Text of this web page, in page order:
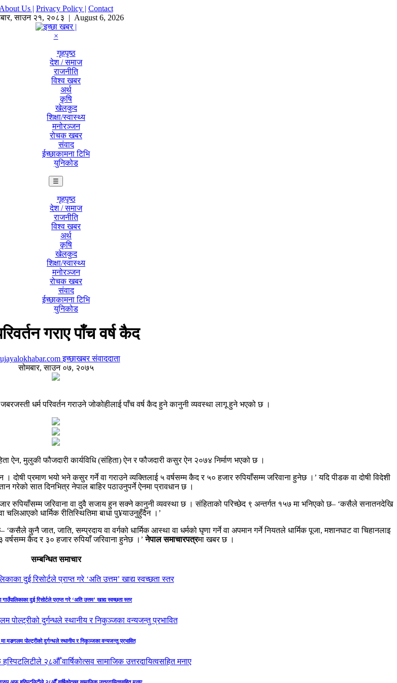
About Us | Privacy Policy | Contact
,साउन २१, २०८३ | August 6, 2026
×
गृहपृष्ठ
देश / समाज
राजनीति
विश्व खबर
अर्थ
कृषि
खेलकुद
शिक्षा/स्वास्थ्य
मनोरञ्जन
रोचक खबर
संवाद
ईच्छाकामना टिभि
युनिकोड
☰
गृहपृष्ठ
देश / समाज
राजनीति
विश्व खबर
अर्थ
कृषि
खेलकुद
शिक्षा/स्वास्थ्य
मनोरञ्जन
रोचक खबर
संवाद
ईच्छाकामना टिभि
युनिकोड
गराए पाँच वर्ष कैद
इच्छाखबर संवाददाता
सोमबार, साउन ०७, २०७५
धर्म परिवर्तन गराउने जोकोहीलाई पाँच वर्ष कैद हुने कानुनी व्यवस्था लागू हुने भएको छ ।
ऐन, मुलुकी फौजदारी कार्यविधि (संहिता) ऐन र फौजदारी कसुर ऐन २०७४ निर्माण भएको छ ।
दोषी प्रमाण भयो भने कसुर गर्ने वा गराउने व्यक्तिलाई ५ वर्षसम्म कैद र ५० हजार रुपियाँसम्म जरिवाना हुनेछ ।’ यदि पीडक वा दोषी विदेशी
गरेको सात दिनभित्र नेपाल बाहिर पठाउनुपर्ने ऐनमा प्रावधान छ ।
हजार रुपियाँसम्म जरिवाना वा दुवै सजाय हुन सक्ने कानुनी व्यवस्था छ । संहिताको परिच्छेद ९ अन्तर्गत १५७ मा भनिएको छ– ‘कसैले सनातनदेखि
धार्मिक रीतिस्थितिमा बाधा पु¥याउनुहुँदैन ।’
कुनै जात, जाति, सम्प्रदाय वा वर्गको धार्मिक आस्था वा धर्मको घृणा गर्ने वा अपमान गर्ने नियतले धार्मिक पूजा, मशानघाट वा चिहानलाइ
वर्षसम्म कैद र ३० हजार रुपियाँ जरिवाना हुनेछ ।’नेपाल समाचारपत्रमा खबर छ ।
सम्बन्धित समाचार
गाउँपालिकाका दुई रिसोर्टले प्राप्त गरे ‘अति उत्तम’ खाद्य स्वच्छता स्तर
मङ्गलम पोल्ट्रीको दुर्गन्धले स्थानीय र निकुञ्जका वन्यजन्तु प्रभावित